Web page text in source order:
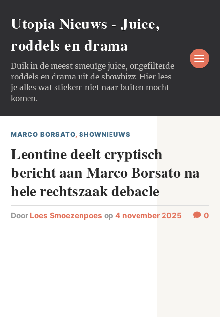
Utopia Nieuws - Juice,
roddels en drama
Duik in de meest smeuïge juice, ongefilterde
roddels en drama uit de showbizz. Hier lees
je alles wat stiekem niet naar buiten mocht
komen.
MARCO BORSATO,SHOWNIEUWS
Leontine deelt cryptisch
bericht aan Marco Borsato na
hele rechtszaak debacle
door Loes Smoezenpoes op4 november 2025 0